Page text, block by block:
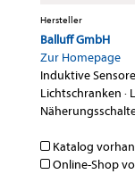
Hersteller
Balluff GmbH
Zur Homepage
Induktive
Lichtschranken ·
Katalog
Online-Shop